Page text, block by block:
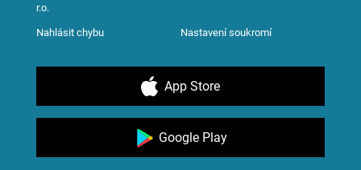
r.o.
Nahlásit chybu Nastavení soukromí
App Store
Google Play